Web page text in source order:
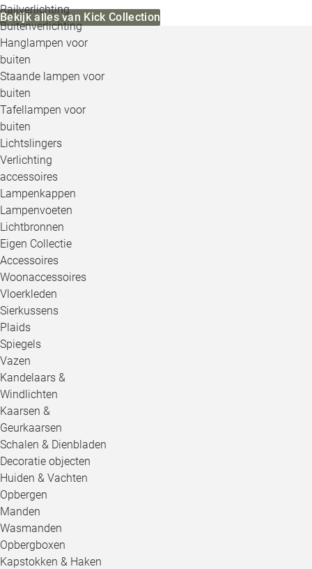
Railverlichting
Buitenverlichting
Hanglampen voor
buiten
Staande lampen voor
buiten
Tafellampen voor
buiten
Lichtslingers
Verlichting
accessoires
Lampenkappen
Lampenvoeten
Lichtbronnen
Eigen Collectie
Accessoires
Woonaccessoires
Vloerkleden
Sierkussens
Plaids
Spiegels
Vazen
Kandelaars &
Windlichten
Kaarsen &
Geurkaarsen
Schalen & Dienbladen
Decoratie objecten
Huiden & Vachten
Opbergen
Manden
Wasmanden
Opbergboxen
Kapstokken & Haken
Bekijk alles van Kick Collection